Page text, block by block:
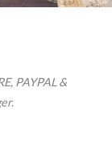
PAYPAL &